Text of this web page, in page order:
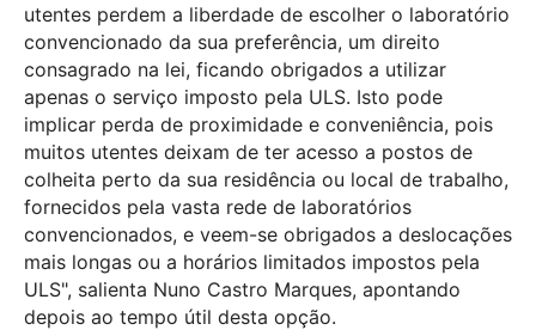
utentes perdem a liberdade de escolher o laboratório
convencionado da sua preferência, um direito
consagrado na lei, ficando obrigados a utilizar
apenas o serviço imposto pela ULS. Isto pode
implicar perda de proximidade e conveniência, pois
muitos utentes deixam de ter acesso a postos de
colheita perto da sua residência ou local de trabalho,
fornecidos pela vasta rede de laboratórios
convencionados, e veem-se obrigados a deslocações
mais longas ou a horários limitados impostos pela
ULS", salienta Nuno Castro Marques, apontando
depois ao tempo útil desta opção.